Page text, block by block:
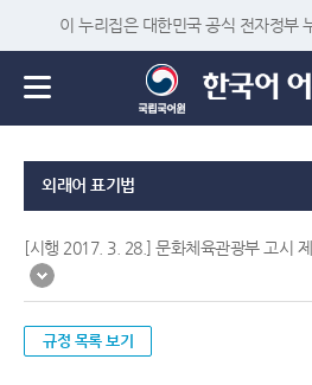
이 누리집은 대한민국 공식 전자정부
외래어 표기법
[시행 2017. 3. 28.] 문화체육관광부 고시
규정 목록 보기